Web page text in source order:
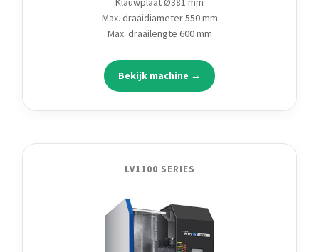
Max. draaidiameter 550 mm
Max. draailengte 600 mm
Bekijk machine →
LV1100 SERIES